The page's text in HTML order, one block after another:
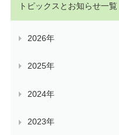
トピックスとお知らせ一覧
2026年
2025年
2024年
2023年